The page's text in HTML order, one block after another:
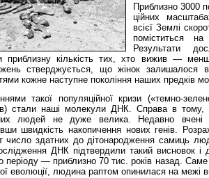
Приблизно 3000
ційних
всієї Землі
поміститься
Результати
приблизну кількість тих, хто вижив —
стверджується, що жінок залишалося
кожне наступне покоління наших пред­ків
такої популяційної кризи («темно-
стали наші моле­кули ДНК. Справа в тому,
людей не дуже вели­ка. Недавно вчені
швидкість накопичення нових генів.
число здатних до дітонародження самиць
ДНК підтвердили такий висновок
періоду — приблизно 70 тис. років назад. Саме
еволюції, людина раптом опинилася на межі